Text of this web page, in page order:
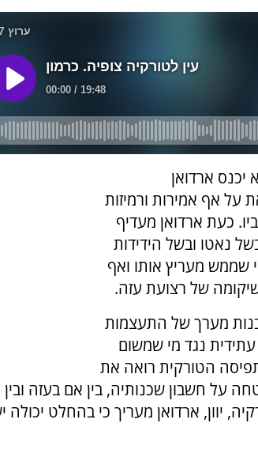
ארדואן
על אף אמירות ורמיזות
כעת ארדואן מעדיף
נאטו ובשל הידידות
שממש מעריץ אותו ואף
של רצועת עזה.
מערך של התעצמות
נגד מי שמשום
הטורקית רואה את
חשבון שכנותיה, בין אם בעזה ובין
יוון, ארדואן מעריך כי בהחלט